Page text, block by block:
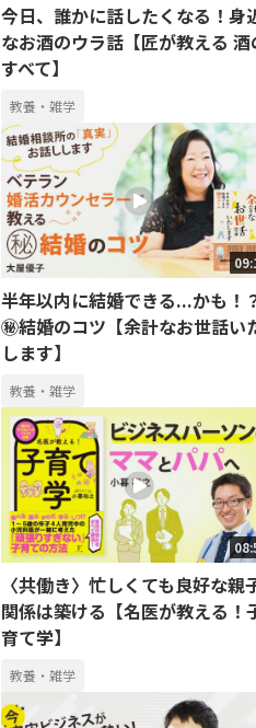
今日、誰かに話したくなる！身
なお酒のウラ話【匠が教える 酒
すべて】
教養・雑学
半年以内に結婚できる...かも！
㊙結婚のコツ【余計なお世話い
します】
教養・雑学
〈共働き〉忙しくても良好な親
関係は築ける【名医が教える！
育て学】
教養・雑学